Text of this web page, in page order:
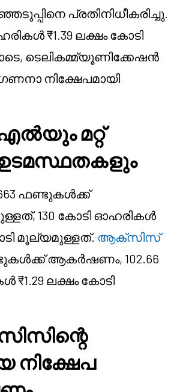
പ്രതിനിധീകരിച്ചു.
₹1.39 ലക്ഷം കോടി
ടെലികമ്മ്യൂണിക്കേഷൻ
നിക്ഷേപമായി
മറ്റ്
ഫണ്ടുകൾക്ക്
130 കോടി ഓഹരികൾ
മൂല്യമുള്ളത്. ആക്സിസ്
ആകർഷണം, 102.66
₹1.29 ലക്ഷം കോടി
നിക്ഷേപ